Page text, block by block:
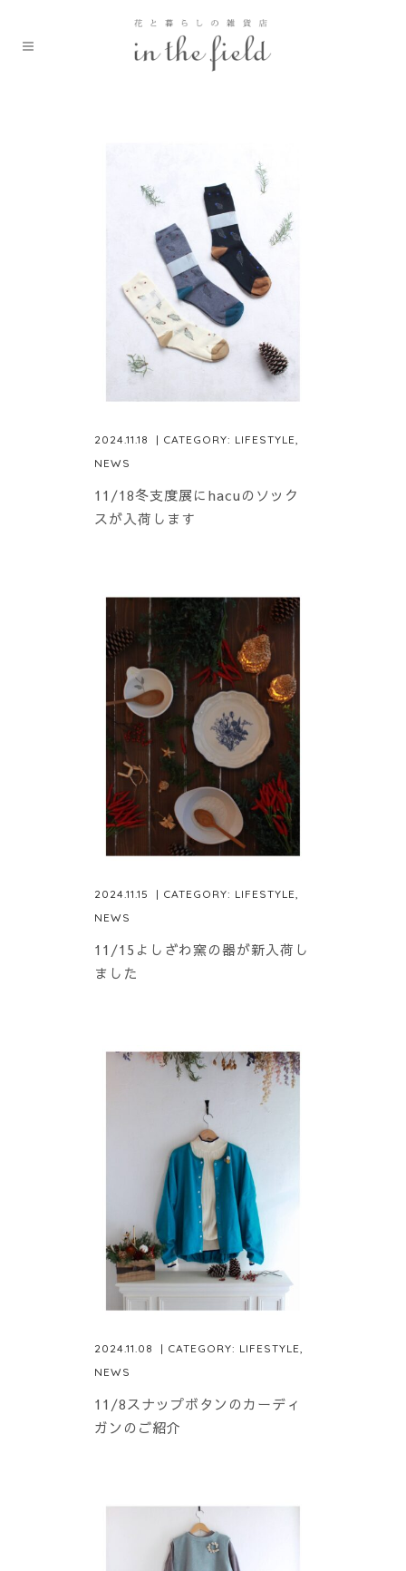
2024.11.18 | CATEGORY: LIFESTYLE,
NEWS
11/18冬支度展にhacuのソック
スが入荷します
2024.11.15 | CATEGORY: LIFESTYLE,
NEWS
11/15よしざわ窯の器が新入荷し
ました
2024.11.08 | CATEGORY: LIFESTYLE,
NEWS
11/8スナップボタンのカーディ
ガンのご紹介